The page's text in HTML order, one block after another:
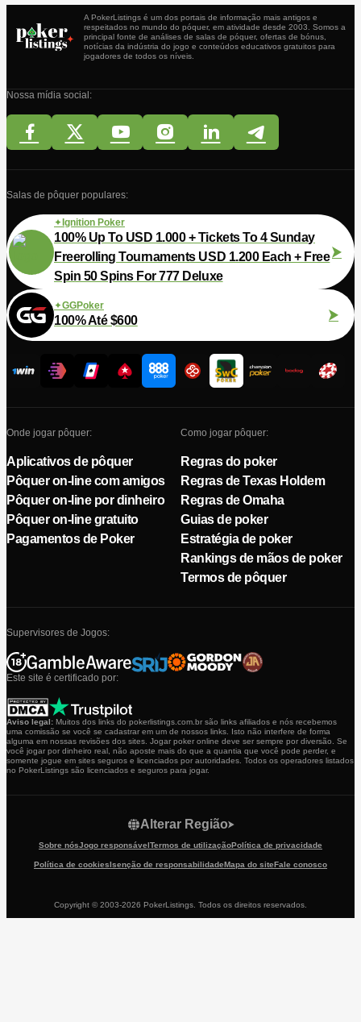
A PokerListings é um dos portais de informação mais antigos e
respeitados no mundo do póquer, em atividade desde 2003. Somos a
principal fonte de análises de salas de póquer, ofertas de bónus,
notícias da indústria do jogo e conteúdos educativos gratuitos para
jogadores de todos os níveis.
Nossa mídia social:
Salas de pôquer populares:
Ignition Poker
100% Up To USD 1.000 + Tickets To 4 Sunday
Freerolling Tournaments USD 1.200 Each + Free
Spin 50 Spins For 777 Deluxe
GGPoker
100% Até $600
Onde jogar pôquer:
Aplicativos de pôquer
Pôquer on-line com amigos
Pôquer on-line por dinheiro
Pôquer on-line gratuito
Pagamentos de Poker
Como jogar pôquer:
Regras do poker
Regras de Texas Holdem
Regras de Omaha
Guias de poker
Estratégia de poker
Rankings de mãos de poker
Termos de pôquer
Supervisores de Jogos:
Este site é certificado por:
Aviso legal: Muitos dos links do pokerlistings.com.br são links afiliados e nós recebemos
uma comissão se você se cadastrar em um de nossos links. Isto não interfere de forma
alguma em nossas revisões dos sites. Jogar poker online deve ser sempre por diversão. Se
você jogar por dinheiro real, não aposte mais do que a quantia que você pode perder, e
somente jogue em sites seguros e licenciados por autoridades. Todos os operadores listados
no PokerListings são licenciados e seguros para jogar.
Sobre nósJogo responsável Termos de utilizaçãoPolítica de privacidade
Política de cookies Isenção de responsabilidade Mapa do site Fale conosco
Alterar Região
Copyright © 2003-2026 PokerListings. Todos os direitos reservados.